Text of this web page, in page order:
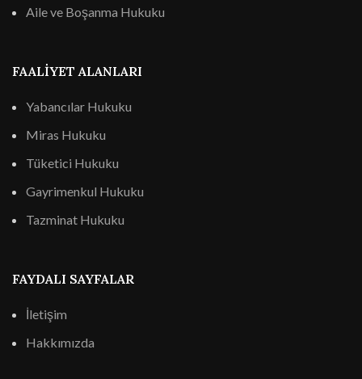
Aile ve Boşanma Hukuku
FAALIYET ALANLARI
Yabancılar Hukuku
Miras Hukuku
Tüketici Hukuku
Gayrimenkul Hukuku
Tazminat Hukuku
FAYDALI SAYFALAR
İletişim
Hakkımızda